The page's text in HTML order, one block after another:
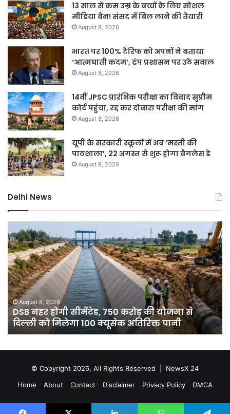
13 साल से कम उम्र के बच्चों के लिए सोशल
मीडिया बैन! संसद में बिल लाने की तैयारी
August 8, 2026
भारत पर 100% टैरिफ को अपनों ने बताया
‘आत्मघाती कदम’, ट्रंप प्रशासन पर उठे सवाल
August 8, 2026
14वीं JPSC प्रारंभिक परीक्षा का विवाद सुप्रीम
कोर्ट पहुंचा, रद्द कर दोबारा परीक्षा की मांग
August 8, 2026
यूपी के सरकारी स्कूलों में अब ‘मस्ती की
पाठशाला’, 22 अगस्त से शुरू होगा बैगलेस डे
August 8, 2026
Delhi News
नहर
होगी
सीमेंटेड,
750
करोड़
की
योजना
से
दिल्ली
को
August 8, 2026
DSB नहर होगी सीमेंटेड, 750 करोड़ की योजना से
दिल्ली को मिलेगा 100 क्यूसेक अतिरिक्त पानी
में
ने
15
का
7
© Copyright 2026, All Rights Reserved | NewsX 24
Home
About Contact Disclaimer Privacy Policy DMCA